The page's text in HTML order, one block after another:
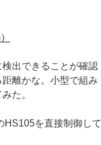
出できることが確認
離かな。小型で組み
た。
HS105を直接制御して